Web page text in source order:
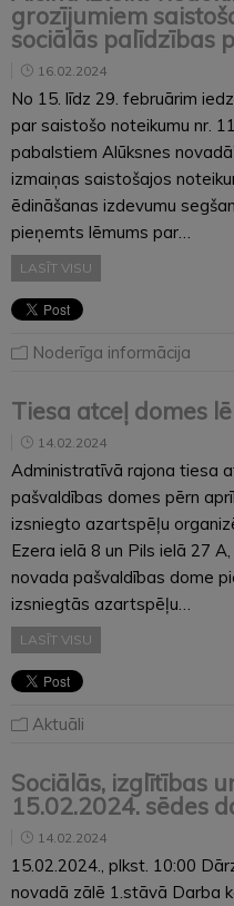
grozījumiem
sociālās palīdzības
16.02.2024
No 15. līdz 29. februārim
par saistošo noteikumu nr.
pabalstiem Alūksnes
izmaiņas saistošajos
ēdināšanas izdevumu
pieņemts lēmums par…
LASĪT VISU
Noderīga informācija
Tiesa atceļ domes
14.02.2024
Administratīvā rajona tiesa
pašvaldības domes pērn
izsniegto azartspēļu
Ezera ielā 8 un Pils ielā 27
novada pašvaldības dome
izsniegtās azartspēļu…
LASĪT VISU
Aktuāli
Sociālās, izglītības
15.02.2024. sēdes
14.02.2024
15.02.2024., plkst. 10:00
novadā zālē 1.stāvā Darba